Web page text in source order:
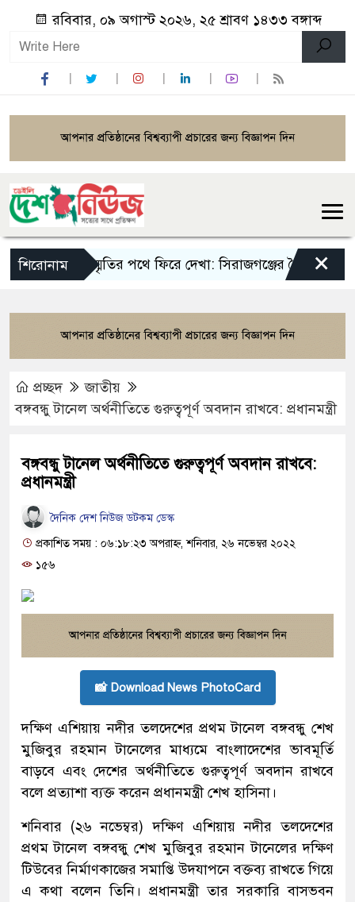
রবিবার, ০৯ অগাস্ট ২০২৬, ২৫ শ্রাবণ ১৪৩৩ বঙ্গাব্দ
শিরোনামস্মৃতির পথে ফিরে দেখা: সিরাজগঞ্জের শৈশবের ×
প্রচ্ছদ
জাতীয়
বঙ্গবন্ধু টানেল অর্থনীতিতে গুরুত্বপূর্ণ অবদান রাখবে: প্রধানমন্ত্রী
বঙ্গবন্ধু টানেল অর্থনীতিতে গুরুত্বপূর্ণ অবদান রাখবে:
প্রধানমন্ত্রী
দৈনিক দেশ নিউজ ডটকম ডেস্ক
প্রকাশিত সময় : ০৬:১৮:২৩ অপরাহ্ন, শনিবার, ২৬ নভেম্বর ২০২২
১৫৬
📸 Download News PhotoCard
দক্ষিণ এশিয়ায় নদীর তলদেশের প্রথম টানেল বঙ্গবন্ধু শেখ
মুজিবুর রহমান টানেলের মাধ্যমে বাংলাদেশের ভাবমূর্তি
বাড়বে এবং দেশের অর্থনীতিতে গুরুত্বপূর্ণ অবদান রাখবে
বলে প্রত্যাশা ব্যক্ত করেন প্রধানমন্ত্রী শেখ হাসিনা।
শনিবার (২৬ নভেম্বর) দক্ষিণ এশিয়ায় নদীর তলদেশের
প্রথম টানেল বঙ্গবন্ধু শেখ মুজিবুর রহমান টানেলের দক্ষিণ
টিউবের নির্মাণকাজের সমাপ্তি উদযাপনে বক্তব্য রাখতে গিয়ে
এ কথা বলেন তিনি। প্রধানমন্ত্রী তার সরকারি বাসভবন